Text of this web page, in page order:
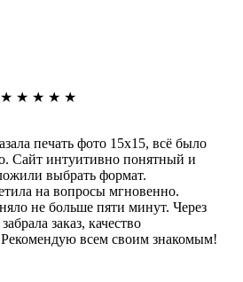
★ ★ ★ ★ ★
печать фото 15х15, всё было
Сайт интуитивно понятный и
выбрать формат.
на вопросы мгновенно.
не больше пяти минут. Через
заказ, качество
всем своим знакомым!